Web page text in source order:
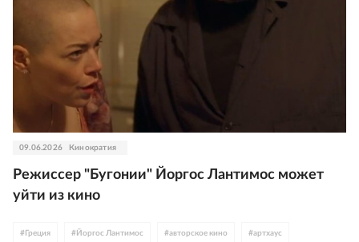
09.06.2026 Кинократия
Режиссер "Бугонии" Йоргос Лантимос может
уйти из кино
# Греция # Йоргос Лантимос #авторское кино #артхаус